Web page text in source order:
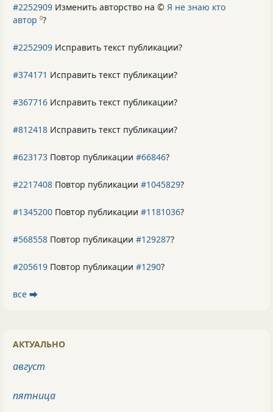
#2252909 Изменить авторство на © Я не знаю кто
автор 0?
#2252909 Исправить текст публикации?
#374171 Исправить текст публикации?
#367716 Исправить текст публикации?
#812418 Исправить текст публикации?
#623173 Повтор публикации #66846?
#2217408 Повтор публикации #1045829?
#1345200 Повтор публикации #1181036?
#568558 Повтор публикации #129287?
#205619 Повтор публикации #1290?
все ⮕
АКТУАЛЬНО
август
пятница